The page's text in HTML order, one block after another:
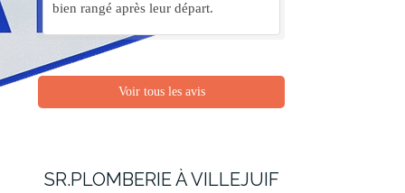
bien rangé après leur départ.
Voir tous les avis
SR.PLOMBERIE À VILLEJUIF